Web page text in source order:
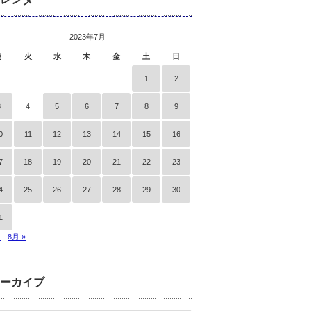
2023年7月
火 水 木 金 土 日
1 2
4 5 6 7 8 9
11 12 13 14 15 16
18 19 20 21 22 23
25 26 27 28 29 30
8月 »
カイブ